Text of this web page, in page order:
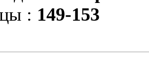
: 149-153